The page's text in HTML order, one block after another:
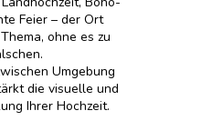
Feier – der Ort
ohne es zu
Umgebung
die visuelle und
Ihrer Hochzeit.